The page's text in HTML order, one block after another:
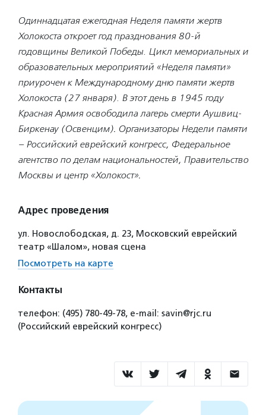
Одиннадцатая ежегодная Неделя памяти жертв
Холокоста откроет год празднования 80-й
годовщины Великой Победы. Цикл мемориальных и
образовательных мероприятий «Неделя памяти»
приурочен к Международному дню памяти жертв
Холокоста (27 января). В этот день в 1945 году
Красная Армия освободила лагерь смерти Аушвиц-
Биркенау (Освенцим). Организаторы Недели памяти
– Российский еврейский конгресс, Федеральное
агентство по делам национальностей, Правительство
Москвы и центр «Холокост».
Адрес проведения
ул. Новослободская, д. 23, Московский еврейский
театр «Шалом», новая сцена
Посмотреть на карте
Контакты
телефон: (495) 780-49-78, e-mail: savin@rjc.ru
(Российский еврейский конгресс)